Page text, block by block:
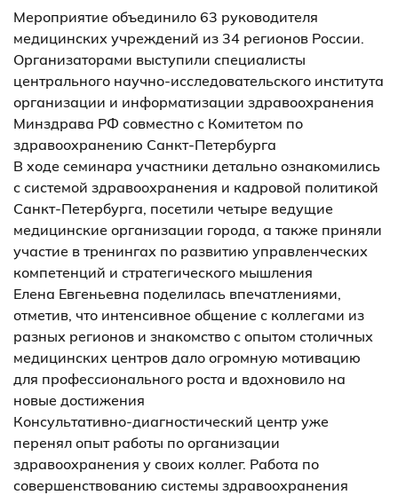
Мероприятие объединило 63 руководителя
медицинских учреждений из 34 регионов России.
Организаторами выступили специалисты
центрального научно-исследовательского института
организации и информатизации здравоохранения
Минздрава РФ совместно с Комитетом по
здравоохранению Санкт-Петербурга
В ходе семинара участники детально ознакомились
с системой здравоохранения и кадровой политикой
Санкт-Петербурга, посетили четыре ведущие
медицинские организации города, а также приняли
участие в тренингах по развитию управленческих
компетенций и стратегического мышления
Елена Евгеньевна поделилась впечатлениями,
отметив, что интенсивное общение с коллегами из
разных регионов и знакомство с опытом столичных
медицинских центров дало огромную мотивацию
для профессионального роста и вдохновило на
новые достижения
Консультативно-диагностический центр уже
перенял опыт работы по организации
здравоохранения у своих коллег. Работа по
совершенствованию системы здравоохранения